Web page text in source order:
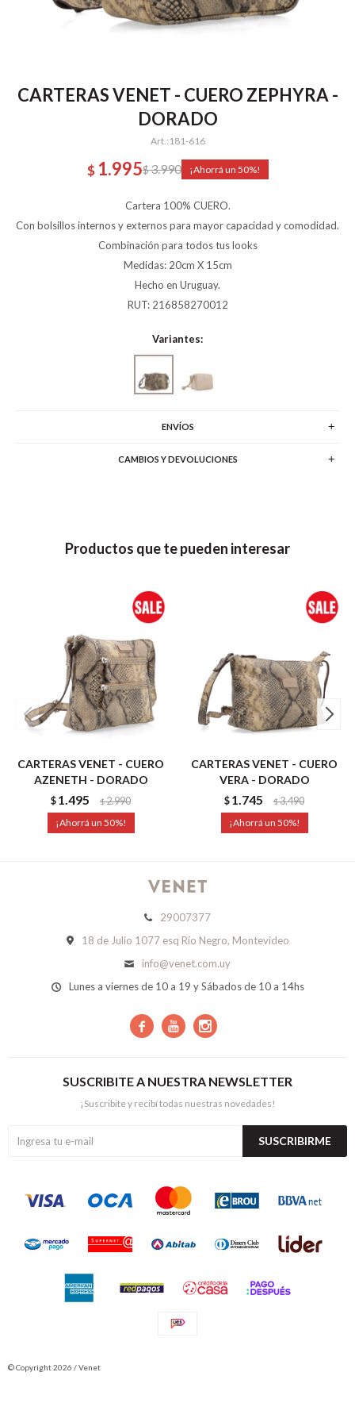
CARTERAS VENET - CUERO ZEPHYRA -
DORADO
181-616
$ 1.995$3.990 50
Cartera 100% CUERO.
Con bolsillos internos y externos para mayor capacidad y comodidad.
Combinación para todos tus looks
Medidas: 20cm X 15cm
Hecho en Uruguay.
RUT: 216858270012
Variantes:
ENVÍOS
CAMBIOS Y DEVOLUCIONES
Productos que te pueden interesar
CARTERAS VENET - CUERO
AZENETH - DORADO
$1.495 $2.990
50
CARTERAS VENET - CUERO
VERA - DORADO
$1.745 $3.490
50
29007377
18 de Julio 1077 esq Río Negro, Montevideo
info@venet.com.uy
Lunes a viernes de 10 a 19 y Sábados de 10 a 14hs
  
SUSCRIBITE A NUESTRA NEWSLETTER
¡Suscribite y recibí todas nuestras novedades!
SUSCRIBIRME
© Copyright 2026 / Venet